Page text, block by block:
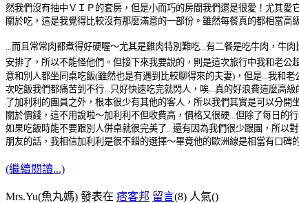
然我們沒有抽中ＶＩＰ的套房，但是小而巧的房間我們還是很愛！尤其
關於吃，這是我覺得比較沒有那麼滿意的一部份。雖然每餐真的都相當
...而且常常肉都煮得好硬喔～尤其是雞肉特別難吃...有二餐是吃牛肉，
安排了，所以不能怪他們。但接下來我要說的，則是這次旅行中我和老公
意和別人都坐同桌吃飯(雖然也是有遇到比較聊得來的夫妻)，但是...我和
次吃飯我們都痛苦到不行...
只好快速吃完就閃人，唉...真的好浪費這麼高
了加利利的團員之外，根本很少有其他的客人，所以我們其實是可以分開
關於價錢，這不用說啦～加利利不但收費高，價格又很硬...但除了每日的
如果吃飯時能不要跟別人併桌就很完美了...還有因為我們很少跟團，所以
朋友的話，我相信加利利是很不錯的選擇～畢竟他的歐洲線是相當有口碑
(繼續閱讀...)
Mrs.Yu(魚丸媽) 發表在 痞客邦 留言(8) 人氣()